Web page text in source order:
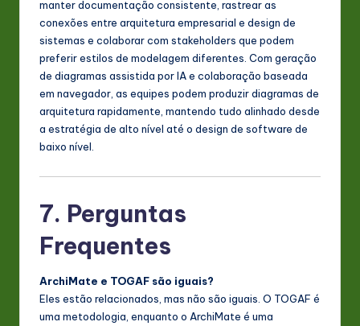
manter documentação consistente, rastrear as
conexões entre arquitetura empresarial e design de
sistemas e colaborar com stakeholders que podem
preferir estilos de modelagem diferentes. Com geração
de diagramas assistida por IA e colaboração baseada
em navegador, as equipes podem produzir diagramas de
arquitetura rapidamente, mantendo tudo alinhado desde
a estratégia de alto nível até o design de software de
baixo nível.
7. Perguntas
Frequentes
ArchiMate e TOGAF são iguais?
Eles estão relacionados, mas não são iguais. O TOGAF é
uma metodologia, enquanto o ArchiMate é uma